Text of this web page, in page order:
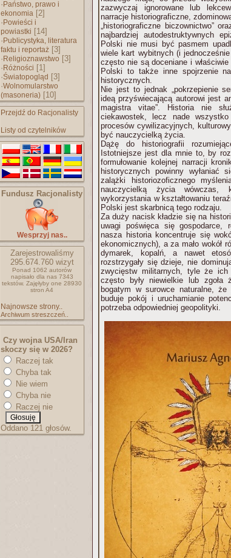
· Państwo, prawo i
ekonomia [2]
· Powieści i
powiastki [14]
· Publicystyka, literatura
faktu i reportaż [3]
· Religioznawstwo [3]
· Różności [1]
·Światopogląd [3]
·Wolnomularstwo
(masoneria) [10]
Przejdź do Racjonalisty
Listy od czytelników
Fundusz Racjonalisty
Wesprzyj nas..
Zarejestrowaliśmy
295.674.760wizyt
Ponad 1062 autorów
napisało dla nas 7343
tekstów. Zajęłyby one 28930
stron A4
Najnowsze strony..
Archiwum streszczeń..
Czy wojna USA/Iran
skoczy się w 2026?
Raczej tak
Chyba tak
Nie wiem
Chyba nie
Raczej nie
Oddano 121 głosów.
zazwyczaj ignorowane lub
narracje historiograficzne,
„historiograficzne biczownictwo”
najbardziej autodestruktywnych
Polski nie musi być pasmem
wiele kart wybitnych (i
często nie są doceniane i
Polski to także inne spojrzenie
historycznych.
Nie jest to jednak „pokrzepienie
ideą przyświecającą autorowi jest
magistra vitae”. Historia nie
ciekawostek, lecz nade
procesów cywilizacyjnych,
być nauczycielką życia.
Dążę do historiografii
Istotniejsze jest dla mnie to, by
formułowanie kolejnej narracji
historycznych powinny
zalążki historiozoficznego
nauczycielką życia
wykorzystania w kształtowaniu
Polski jest skarbnicą tego rodzaju.
Za duży nacisk kładzie się na
uwagi poświęca się gospodarce,
nasza historia koncentruje się
ekonomicznych), a za mało wokół
dymarek, kopalń, a nawet
rozstrzygały się dzieje, nie
zwycięstw militarnych, tyle że
często były niewielkie lub
bogatym w surowce naturalne, że
buduje pokój i uruchamianie
potrzeba odpowiedniej geopolityki.